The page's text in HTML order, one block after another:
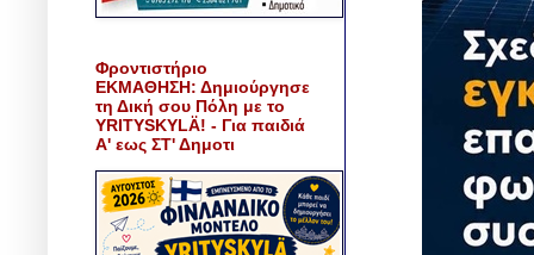
Φροντιστήριο
ΕΚΜΑΘΗΣΗ: Δημιούργησε
τη Δική σου Πόλη με το
YRITYSKYLÄ! - Για παιδιά
Α' εως ΣΤ' Δημοτι